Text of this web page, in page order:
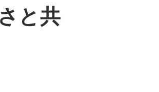
と共